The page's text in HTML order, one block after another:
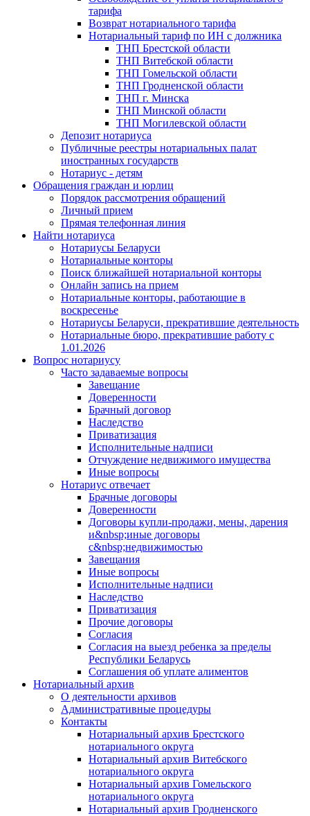
тарифа
Возврат нотариального тарифа
Нотариальный тариф по ИН с должника
ТНП Брестской области
ТНП Витебской области
ТНП Гомельской области
ТНП Гродненской области
ТНП г. Минска
ТНП Минской области
ТНП Могилевской области
Депозит нотариуса
Публичные реестры нотариальных палат
иностранных государств
Нотариус - детям
Обращения граждан и юрлиц
Порядок рассмотрения обращений
Личный прием
Прямая телефонная линия
Найти нотариуса
Нотариусы Беларуси
Нотариальные конторы
Поиск ближайшей нотариальной конторы
Онлайн запись на прием
Нотариальные конторы, работающие в
воскресенье
Нотариусы Беларуси, прекратившие деятельность
Нотариальные бюро, прекратившие работу с
1.01.2026
Вопрос нотариусу
Часто задаваемые вопросы
Завещание
Доверенности
Брачный договор
Наследство
Приватизация
Исполнительные надписи
Отчуждение недвижимого имущества
Иные вопросы
Нотариус отвечает
Брачные договоры
Доверенности
Договоры купли-продажи, мены, дарения
и&nbsp;иные договоры
с&nbsp;недвижимостью
Завещания
Иные вопросы
Исполнительные надписи
Наследство
Приватизация
Прочие договоры
Согласия
Согласия на выезд ребенка за пределы
Республики Беларусь
Соглашения об уплате алиментов
Нотариальный архив
О деятельности архивов
Административные процедуры
Контакты
Нотариальный архив Брестского
нотариального округа
Нотариальный архив Витебского
нотариального округа
Нотариальный архив Гомельского
нотариального округа
Нотариальный архив Гродненского